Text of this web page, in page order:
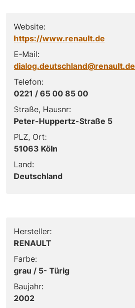
Website:
https://www.renault.de
E-Mail:
dialog.deutschland@renault.de
Telefon:
0221 / 65 00 85 00
Straße, Hausnr:
Peter-Huppertz-Straße 5
PLZ, Ort:
51063 Köln
Land:
Deutschland
Hersteller:
RENAULT
Farbe:
grau / 5- Türig
Baujahr:
2002